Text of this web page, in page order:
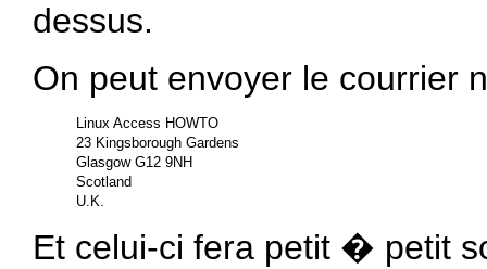
dessus.
On peut envoyer le courrier
Linux Access HOWTO
23 Kingsborough Gardens
Glasgow G12 9NH
Scotland
Et celui-ci fera petit � petit